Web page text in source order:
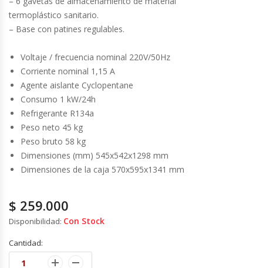
Cortadoras De Huesos
Cutters
Dispensadores De Salsas
Embutidoras
Estanterías Y Repisas
Exhibidoras De Productos Calientes
Expendedoras De Jugo
Exprimidoras De Cítricos
termoplástico sanitario.
– Base con patines regulables.
Voltaje / frecuencia nominal 220V/50Hz
Corriente nominal 1,15 A
Agente aislante Cyclopentane
Consumo 1 kW/24h
Refrigerante R134a
Peso neto 45 kg
Peso bruto 58 kg
Dimensiones (mm) 545x542x1298 mm
Dimensiones de la caja 570x595x1341 mm
$ 259.000
Disponibilidad: Con Stock
Cantidad: